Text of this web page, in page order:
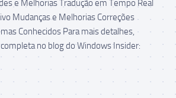
e Melhorias Tradução em Tempo Real
Mudanças e Melhorias Correções
Conhecidos Para mais detalhes,
no blog do Windows Insider: